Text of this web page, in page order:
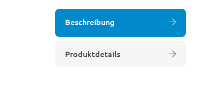
Beschreibung
Produktdetails